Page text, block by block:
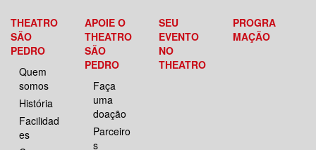
THEATRO
SÃO
PEDRO
Quem
somos
História
Facilidad
es
APOIE O
THEATRO
SÃO
PEDRO
Faça
uma
doação
Parceiro
s
SEU
EVENTO
NO
THEATRO
PROGRA
MAÇÃO